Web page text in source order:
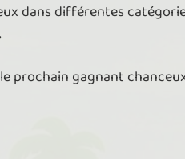
dans différentes
prochain gagnant